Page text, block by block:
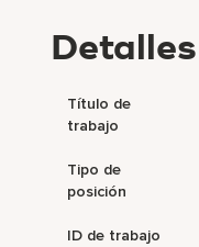
Título de
trabajo
Tipo de
posición
ID de trabajo